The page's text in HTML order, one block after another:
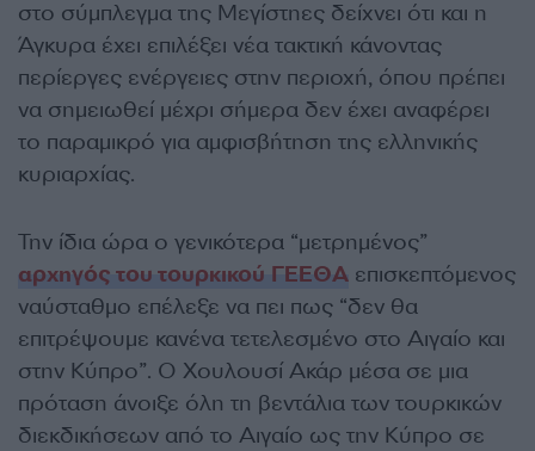
στο σύμπλεγμα της Μεγίστηες δείχνει ότι και η
Άγκυρα έχει επιλέξει νέα τακτική κάνοντας
περίεργες ενέργειες στην περιοχή, όπου πρέπει
να σημειωθεί μέχρι σήμερα δεν έχει αναφέρει
το παραμικρό για αμφισβήτηση της ελληνικής
κυριαρχίας.
Την ίδια ώρα ο γενικότερα “μετρημένος”
αρχηγός του τουρκικού ΓΕΕΘΑ επισκεπτόμενος
ναύσταθμο επέλεξε να πει πως “δεν θα
επιτρέψουμε κανένα τετελεσμένο στο Αιγαίο και
στην Κύπρο”. Ο Χουλουσί Ακάρ μέσα σε μια
πρόταση άνοιξε όλη τη βεντάλια των τουρκικών
διεκδικήσεων από το Αιγαίο ως την Κύπρο σε